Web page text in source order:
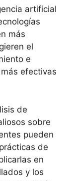
artificial
más
el
e
efectivas
de
sobre
pueden
de
en
y los